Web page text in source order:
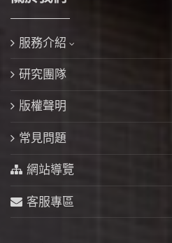
服務介紹
研究團隊
版權聲明
常見問題
網站導覽
客服專區